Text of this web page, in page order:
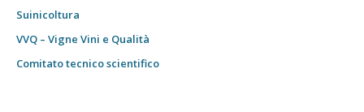
Suinicoltura
VVQ – Vigne Vini e Qualità
Comitato tecnico scientifico